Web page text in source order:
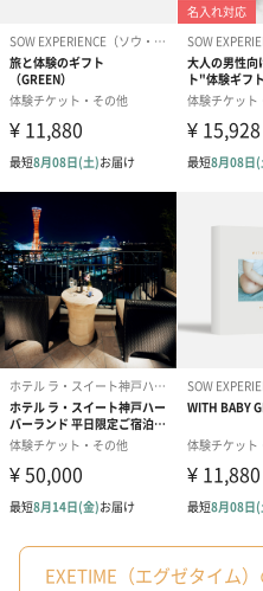
EXETIME（エグゼタイム